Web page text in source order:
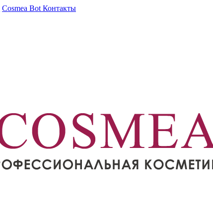
Cosmea Bot Контакты